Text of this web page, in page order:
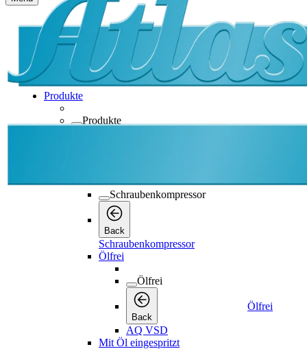
Produkte
Produkte
Schraubenkompressor
Back
Schraubenkompressor
Ölfrei
Ölfrei
Back
Ölfrei
AQ VSD
Mit Öl eingespritzt